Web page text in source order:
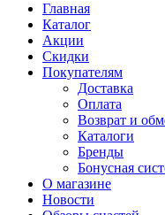
Главная
Каталог
Акции
Скидки
Покупателям
Доставка
Оплата
Возврат и
Каталоги
Бренды
Бонусная
О магазине
Новости